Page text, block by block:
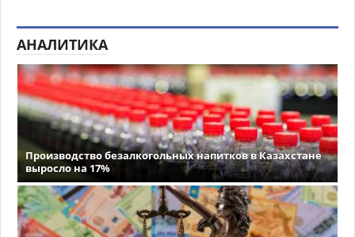
АНАЛИТИКА
Производство безалкогольных напитков в Казахстане
выросло на 17%